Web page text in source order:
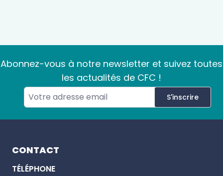
Abonnez-vous à notre newsletter et suivez toutes
les actualités de CFC !
S'inscrire
CONTACT
TÉLÉPHONE